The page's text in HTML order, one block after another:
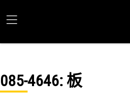
085-4646: 板